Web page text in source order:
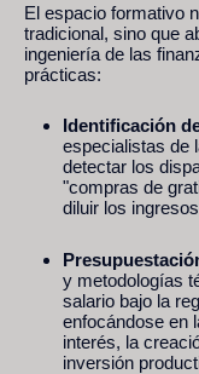
El espacio formativo
tradicional, sino que
ingeniería de las
prácticas:
Identificación
especialistas de
detectar los
"compras de
diluir los
y metodologías
salario bajo la
enfocándose en
interés, la
inversión